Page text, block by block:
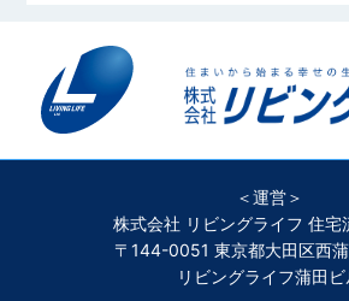
＜運営＞
株式会社 リビングライフ 住宅
〒144-0051 東京都大田区西
リビングライフ蒲田